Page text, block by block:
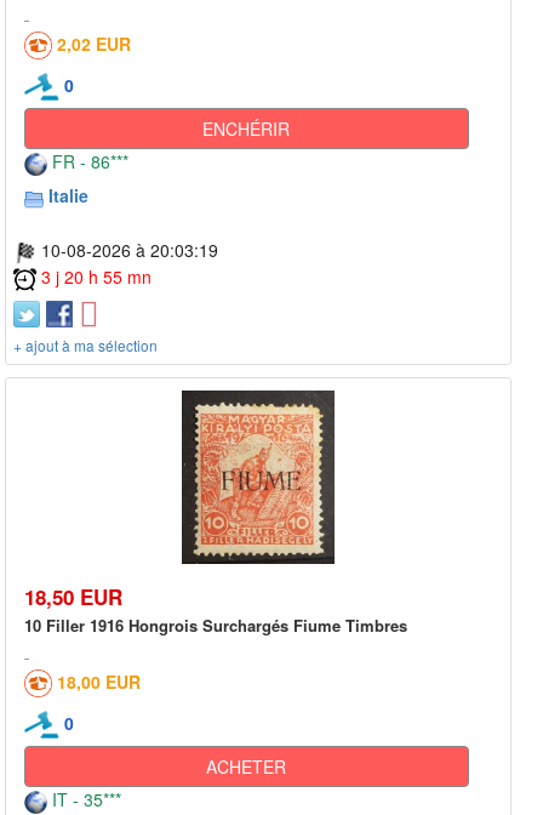
2,02 EUR
0
ENCHÉRIR
FR - 86***
Italie
10-08-2026 à 20:03:19
3 j 20 h 55 mn
+ ajout à ma sélection
18,50 EUR
10 Filler 1916 Hongrois Surchargés Fiume Timbres
18,00 EUR
0
ACHETER
IT - 35***